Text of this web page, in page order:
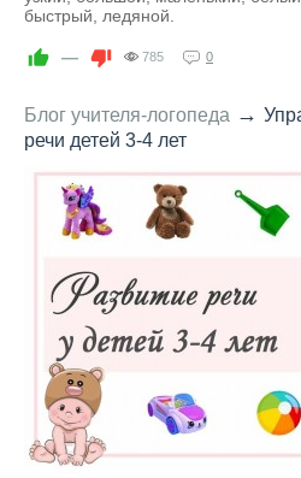
быстрый, ледяной.
— 785 0
Блог учителя-логопеда →
речи детей 3-4 лет